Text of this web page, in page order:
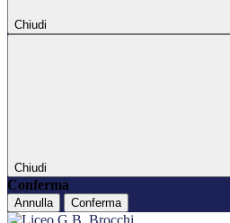
Chiudi
Chiudi
Conferma
Annulla Conferma